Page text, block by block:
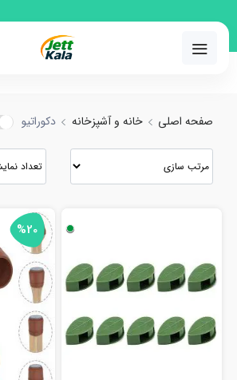
خرید و مقایسه انواع
صفحه اصلی خانه و آشپزخانه دکوراتیو
%20